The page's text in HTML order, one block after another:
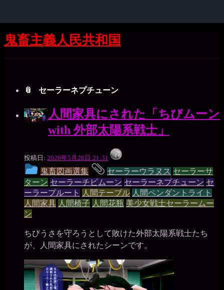
コ
ン
テ
Skip
to
Skip
to
Skip
to
Skip
to
Skip
to
Skip
to
Skip
to
Skip
to
Skip
to
Skip
to
Skip
to
Skip
to
Skip
to
Skip
to
Skip
to
Skip
to
鬼畜主義人民共和国
セーラーネプチューン
人間家具にされた「ちびムーン
with 外部太陽系戦士」
投稿日: 2026年5月28日 21:31
一
の
銀
貨
投
稿
グ
ー
プ
鬼畜図画選集
タ
グ
セーラーウラヌス セーラーサ
ターン セーラーチビムーン セーラーネプチューン セ
ーラープルート
人間テーブル 人間ペンダントライト
人間家具 人間椅子 人間花瓶 美少女戦士セーラームー
ン
ちびうさを守ろうとして敗けた外部太陽系戦士たち
が、人間家具にされたシーンです。